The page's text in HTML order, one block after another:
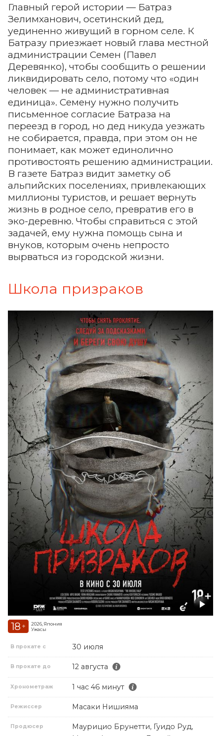
Главный герой истории — Батраз
Зелимханович, осетинский дед,
уединенно живущий в горном селе. К
Батразу приезжает новый глава местной
администрации Семен (Павел
Деревянко), чтобы сообщить о решении
ликвидировать село, потому что «один
человек — не административная
единица». Семену нужно получить
письменное согласие Батраза на
переезд в город, но дед никуда уезжать
не собирается, правда, при этом он не
понимает, как может единолично
противостоять решению администрации.
В газете Батраз видит заметку об
альпийских поселениях, привлекающих
миллионы туристов, и решает вернуть
жизнь в родное село, превратив его в
эко-деревню. Чтобы справиться с этой
задачей, ему нужна помощь сына и
внуков, которым очень непросто
вырваться из городской жизни.
Школа призраков
18 +
2026, Япония
Ужасы
В прокате с 30 июля
В прокате до 12 августа
Хронометраж 1 час 46 минут
Режиссер Масаки Нишияма
Продюсер
Маурицио Брунетти, Гуидо Руд,